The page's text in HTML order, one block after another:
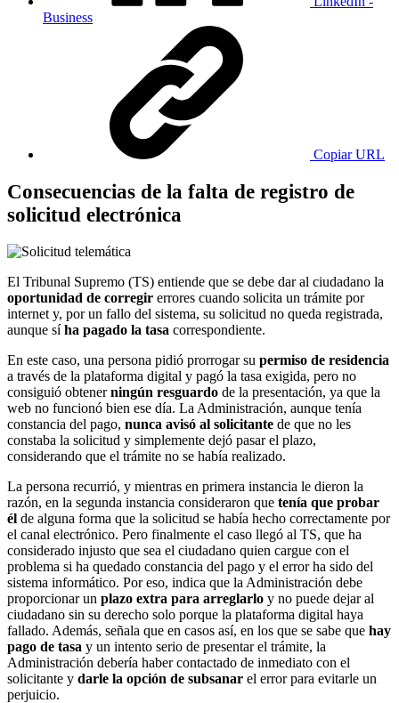
Business
Copiar URL
Consecuencias de la falta de registro de
solicitud electrónica
El Tribunal Supremo (TS) entiende que se debe dar al ciudadano la
oportunidad de corregir errores cuando solicita un trámite por
internet y, por un fallo del sistema, su solicitud no queda registrada,
aunque síha pagado la tasa correspondiente.
En este caso, una persona pidió prorrogar su permiso de residencia
a través de la plataforma digital y pagó la tasa exigida, pero no
consiguió obtenerningún resguardo de la presentación, ya que la
web no funcionó bien ese día. La Administración, aunque tenía
constancia del pago, nunca avisó al solicitante de que no les
constaba la solicitud y simplemente dejó pasar el plazo,
considerando que el trámite no se había realizado.
La persona recurrió, y mientras en primera instancia le dieron la
razón, en la segunda instancia consideraron que tenía que probar
él de alguna forma que la solicitud se había hecho correctamente por
el canal electrónico. Pero finalmente el caso llegó al TS, que ha
considerado injusto que sea el ciudadano quien cargue con el
problema si ha quedado constancia del pago y el error ha sido del
sistema informático. Por eso, indica que la Administración debe
proporcionar un plazo extra para arreglarlo y no puede dejar al
ciudadano sin su derecho solo porque la plataforma digital haya
fallado. Además, señala que en casos así, en los que se sabe que hay
pago de tasa y un intento serio de presentar el trámite, la
Administración debería haber contactado de inmediato con el
solicitante y darle la opción de subsanar el error para evitarle un
perjuicio.